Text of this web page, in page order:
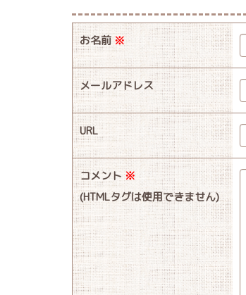
お名前※
メールアドレス
URL
コメント※
(HTMLタグは使用できません)